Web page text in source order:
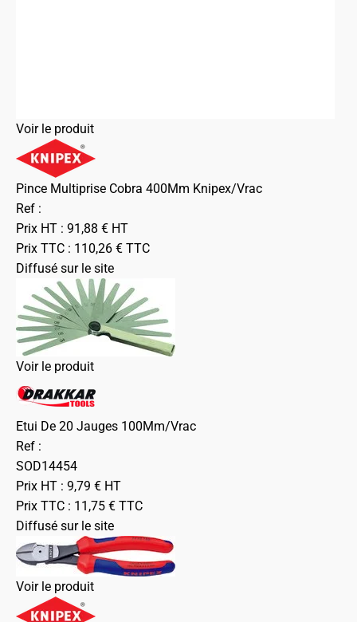
Voir le produit
Pince Multiprise Cobra 400Mm Knipex/Vrac
Ref :
Prix HT : 91,88 € HT
Prix TTC : 110,26 € TTC
Diffusé sur le site
Voir le produit
Etui De 20 Jauges 100Mm/Vrac
Ref :
SOD14454
Prix HT : 9,79 € HT
Prix TTC : 11,75 € TTC
Diffusé sur le site
Voir le produit